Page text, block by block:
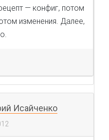
— конфиг, потом
изменения. Далее,
Исайченко